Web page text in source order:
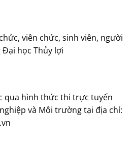
viên chức, sinh viên, người
học Thủy lợi
qua hình thức thi trực tuyến
và Môi trường tại địa chỉ: